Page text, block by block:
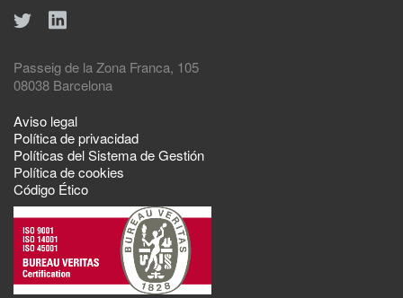
Passeig de la Zona Franca, 105
08038 Barcelona
Aviso legal
Política de privacidad
Políticas del Sistema de Gestión
Política de cookies
Código Ético